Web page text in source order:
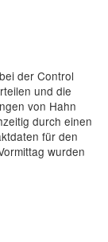
der Control
und die
von Hahn
durch einen
für den
wurden